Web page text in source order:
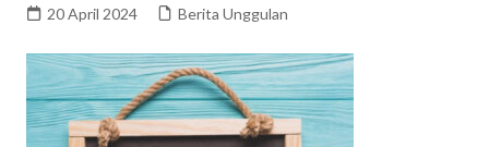
20 April 2024 Berita Unggulan